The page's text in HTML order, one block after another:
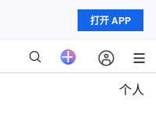
打开 APP
个人